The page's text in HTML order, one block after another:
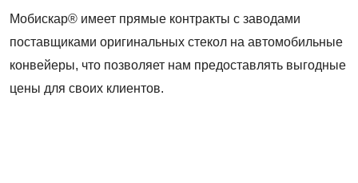
Мобискар® имеет прямые контракты с заводами
поставщиками оригинальных стекол на автомобильные
конвейеры, что позволяет нам предоставлять выгодные
цены для своих клиентов.